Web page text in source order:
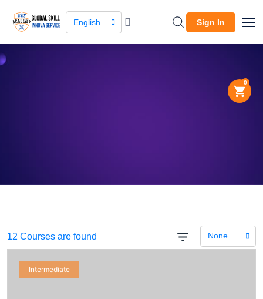
English Sign In
0
12 Courses are found None
Intermediate